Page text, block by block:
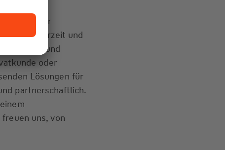
Partner für
wir jederzeit und
Rat, Tat und
oder
Lösungen für
partnerschaftlich.
uns, von